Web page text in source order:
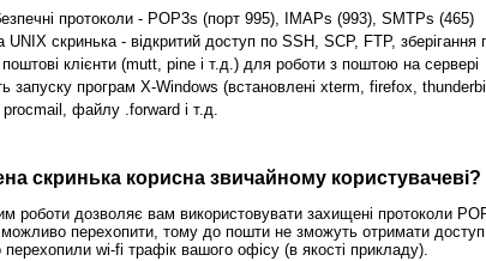
протоколи - POP3s (порт 995), IMAPs (993), SMTPs (465)
UNIX скринька - відкритий доступ по SSH, SCP, FTP,
клієнти (mutt, pine і т.д.) для роботи з поштою на сервері
запуску програм X-Windows (встановлені xterm, firefox,
procmail, файлу .forward і т.д.
скринька корисна звичайному користувачеві?
роботи дозволяє вам використовувати захищені протоколи
перехопити, тому до пошти не зможуть отримати доступ
wi-fi трафік вашого офісу (в якості прикладу).